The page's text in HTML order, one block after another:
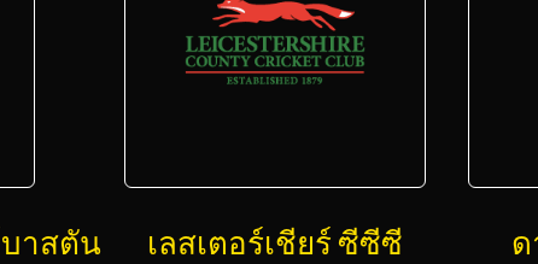
บาสตัน เลสเตอร์เชียร์ ซีซีซี ด